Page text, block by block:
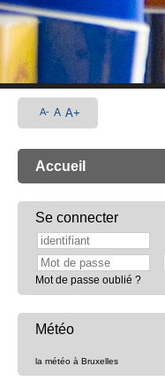
A- A A+
Accueil
Se connecter
Mot de passe oublié ?
Météo
la météo à Bruxelles